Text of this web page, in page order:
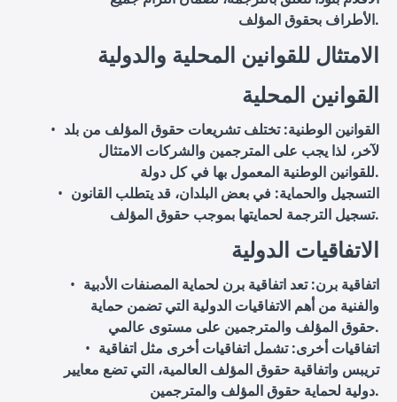
الأطراف بحقوق المؤلف.
الامتثال للقوانين المحلية والدولية
القوانين المحلية
القوانين الوطنية: تختلف تشريعات حقوق المؤلف من بلد
لآخر، لذا يجب على المترجمين والشركات الامتثال
للقوانين الوطنية المعمول بها في كل دولة.
التسجيل والحماية: في بعض البلدان، قد يتطلب القانون
تسجيل الترجمة لحمايتها بموجب حقوق المؤلف.
الاتفاقيات الدولية
اتفاقية برن: تعد اتفاقية برن لحماية المصنفات الأدبية
والفنية من أهم الاتفاقيات الدولية التي تضمن حماية
حقوق المؤلف والمترجمين على مستوى عالمي.
اتفاقيات أخرى: تشمل اتفاقيات أخرى مثل اتفاقية
تريبس واتفاقية حقوق المؤلف العالمية، التي تضع معايير
دولية لحماية حقوق المؤلف والمترجمين.